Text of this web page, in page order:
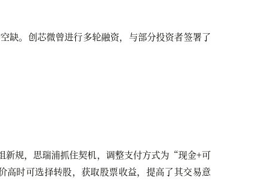
。创芯微曾进行多轮融资，与部分投资者签署了
新规，思瑞浦抓住契机，调整支付方式为“现金+可
时可选择转股，获取股票收益，提高了其交易意